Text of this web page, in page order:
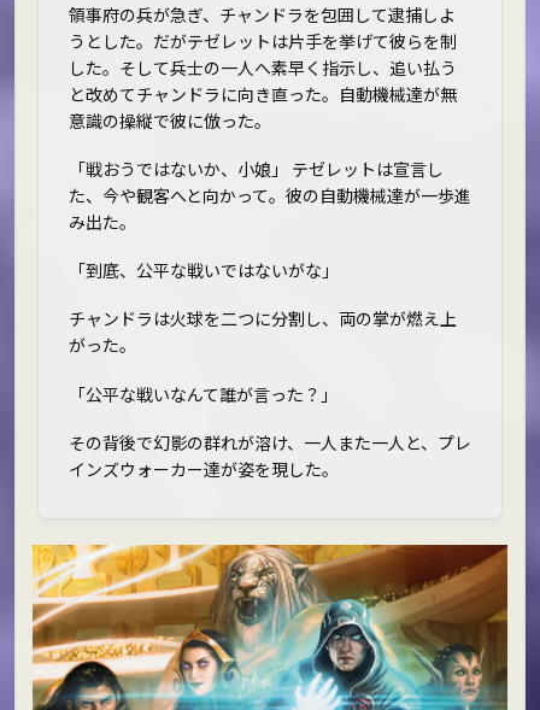
領事府の兵が急ぎ、チャンドラを包囲して逮捕しよ
うとした。だがテゼレットは片手を挙げて彼らを制
した。そして兵士の一人へ素早く指示し、追い払う
と改めてチャンドラに向き直った。自動機械達が無
意識の操縦で彼に倣った。
「戦おうではないか、小娘」 テゼレットは宣言し
た、今や観客へと向かって。彼の自動機械達が一歩進
み出た。
「到底、公平な戦いではないがな」
チャンドラは火球を二つに分割し、両の掌が燃え上
がった。
「公平な戦いなんて誰が言った？」
その背後で幻影の群れが溶け、一人また一人と、プレ
インズウォーカー達が姿を現した。